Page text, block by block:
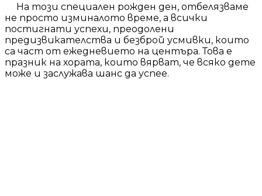
На този специален рожден ден, отбелязваме
не просто изминалото време, а всички
постигнати успехи, преодолени
предизвикателства и безброй усмивки, които
са част от ежедневието на центъра. Това е
празник на хората, които вярват, че всяко дете
може и заслужава шанс да успее.